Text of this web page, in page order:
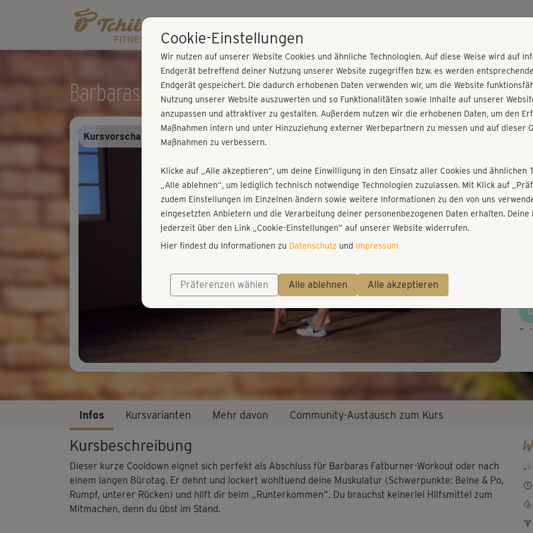
Barbaras Fatburner - Cooldown
Play
Video
Kursvorschau - Anmelden und alles trainieren!
C
W
Infos Kursvarianten Mehr davon Community-Austausch zum Kurs
Kursbeschreibung
Dieser kurze Cooldown eignet sich perfekt als Abschluss für Barbaras Fatburner-Workout oder nach
einem langen Bürotag. Er dehnt und lockert wohltuend deine Muskulatur (Schwerpunkte: Beine & Po,
Rumpf, unterer Rücken) und hilft dir beim „Runterkommen“. Du brauchst keinerlei Hilfsmittel zum
Mitmachen, denn du übst im Stand.
Cookie-Einstellungen
Wir nutzen auf unserer Website Cookies und ähnliche Technologien. Auf diese Weise wird auf
Endgerät betreffend deiner Nutzung unserer Website zugegriffen bzw. es werden
Endgerät gespeichert. Die dadurch erhobenen Daten verwenden wir, um die Website
Nutzung unserer Website auszuwerten und so Funktionalitäten sowie Inhalte auf unserer
anzupassen und attraktiver zu gestalten. Außerdem nutzen wir die erhobenen Daten, um den
Maßnahmen intern und unter Hinzuziehung externer Werbepartnern zu messen und auf dieser
Maßnahmen zu verbessern.
Klicke auf „Alle akzeptieren“, um deine Einwilligung in den Einsatz aller Cookies und ähnlichen
„Alle ablehnen“, um lediglich technisch notwendige Technologien zuzulassen. Mit Klick auf
zudem Einstellungen im Einzelnen ändern sowie weitere Informationen zu den von uns
eingesetzten Anbietern und die Verarbeitung deiner personenbezogenen Daten erhalten. Deine
jederzeit über den Link „Cookie-Einstellungen“ auf unserer Website widerrufen.
Hier findest du Informationen zu Datenschutz und Impressum
Präferenzen wählen Alle ablehnen Alle akzeptieren